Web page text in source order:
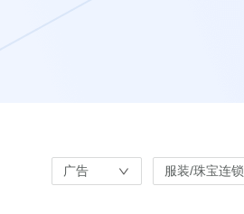
广告 服装/珠宝连锁